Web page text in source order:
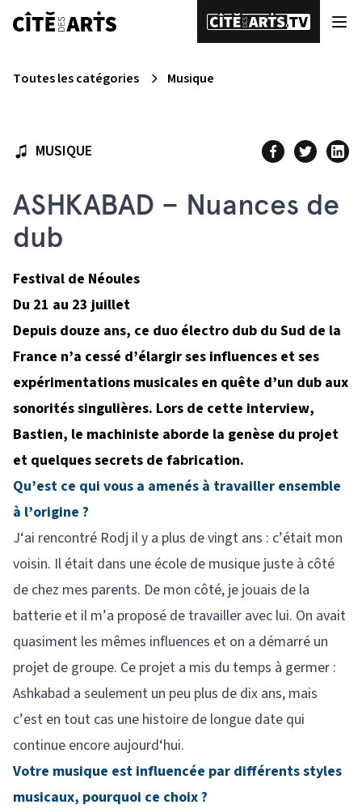
Toutes les catégories Musique
MUSIQUE
ASHKABAD – Nuances de
dub
Festival de Néoules
Du 21 au 23 juillet
Depuis douze ans, ce duo électro dub du Sud de la
France n’a cessé d’élargir ses influences et ses
expérimentations musicales en quête d’un dub aux
sonorités singulières. Lors de cette interview,
Bastien, le machiniste aborde la genèse du projet
et quelques secrets de fabrication.
Qu’est ce qui vous a amenés à travailler ensemble
à l’origine ?
J‘ai rencontré Rodj il y a plus de vingt ans : c’était mon
voisin. Il était dans une école de musique juste à côté
de chez mes parents. De mon côté, je jouais de la
batterie et il m’a proposé de travailler avec lui. On avait
quasiment les mêmes influences et on a démarré un
projet de groupe. Ce projet a mis du temps à germer :
Ashkabad a seulement un peu plus de dix ans, mais
c’est en tout cas une histoire de longue date qui
continue encore aujourd‘hui.
Votre musique est influencée par différents styles
musicaux, pourquoi ce choix ?